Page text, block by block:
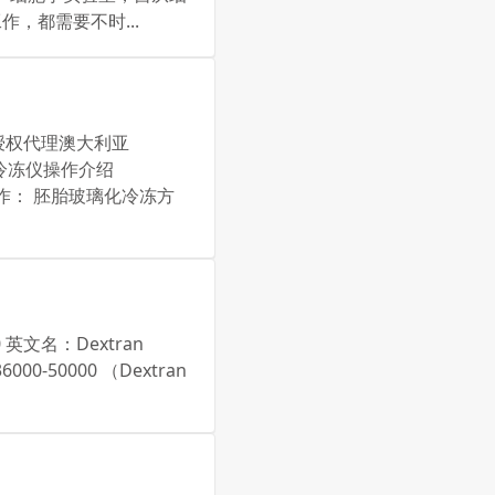
，都需要不时...
代理澳大利亚
仪操作介绍
胚胎玻璃化冷冻方
文名：Dextran
50000 （Dextran